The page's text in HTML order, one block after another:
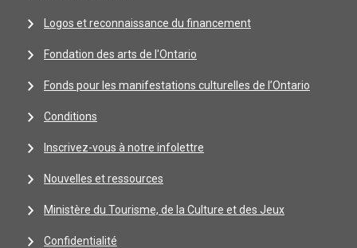
Logos et reconnaissance du financement
Fondation des arts de l'Ontario
Fonds pour les manifestations culturelles de l’Ontario
Conditions
Inscrivez-vous à notre infolettre
Nouvelles et ressources
Ministère du Tourisme, de la Culture et des Jeux
Confidentialité